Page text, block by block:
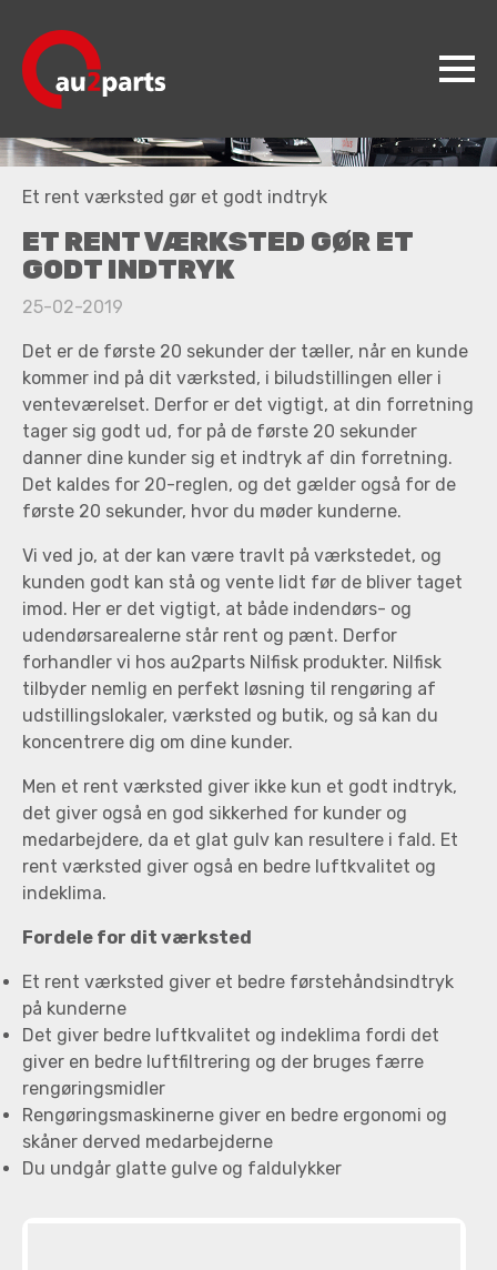
au2parts
Produkter
Videncenter
Koncepter
Kontakt
Jobs
Et rent værksted gør et godt indtryk
ET RENT VÆRKSTED GØR ET
GODT INDTRYK
25-02-2019
Det er de første 20 sekunder der tæller, når en kunde
kommer ind på dit værksted, i biludstillingen eller i
venteværelset. Derfor er det vigtigt, at din forretning
tager sig godt ud, for på de første 20 sekunder
danner dine kunder sig et indtryk af din forretning.
Det kaldes for 20-reglen, og det gælder også for de
første 20 sekunder, hvor du møder kunderne.
Vi ved jo, at der kan være travlt på værkstedet, og
kunden godt kan stå og vente lidt før de bliver taget
imod. Her er det vigtigt, at både indendørs- og
udendørsarealerne står rent og pænt. Derfor
forhandler vi hos au2parts Nilfisk produkter. Nilfisk
tilbyder nemlig en perfekt løsning til rengøring af
udstillingslokaler, værksted og butik, og så kan du
koncentrere dig om dine kunder.
Men et rent værksted giver ikke kun et godt indtryk,
det giver også en god sikkerhed for kunder og
medarbejdere, da et glat gulv kan resultere i fald. Et
rent værksted giver også en bedre luftkvalitet og
indeklima.
Fordele for dit værksted
Et rent værksted giver et bedre førstehåndsindtryk
på kunderne
Det giver bedre luftkvalitet og indeklima fordi det
giver en bedre luftfiltrering og der bruges færre
rengøringsmidler
Rengøringsmaskinerne giver en bedre ergonomi og
skåner derved medarbejderne
Du undgår glatte gulve og faldulykker